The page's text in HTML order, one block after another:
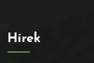
Hírek